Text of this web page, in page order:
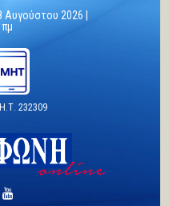
Αυγούστου 2026 |
232309